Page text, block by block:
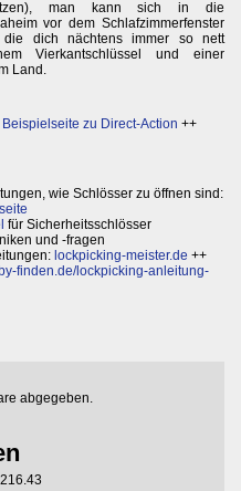
man kann sich in die
vor dem Schlafzimmerfenster
die dich nächtens immer so nett
Vierkantschlüssel und einer
Land.
Beispielseite zu Direct-Action ++
wie Schlösser zu öffnen sind:
für Sicherheitsschlösser
und -fragen
lockpicking-meister.de ++
finden.de/lockpicking-anleitung-
abgegeben.